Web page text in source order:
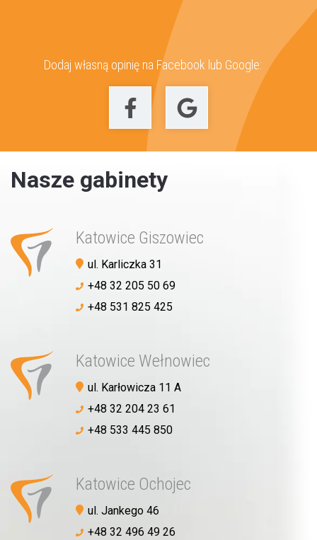
Dodaj własną opinię na Facebook lub Google:
Nasze gabinety
Katowice Giszowiec
ul. Karliczka 31
+48 32 205 50 69
+48 531 825 425
Katowice Wełnowiec
ul. Karłowicza 11 A
+48 32 204 23 61
+48 533 445 850
Katowice Ochojec
ul. Jankego 46
+48 32 496 49 26
Umów wizytę
politykę prywatności